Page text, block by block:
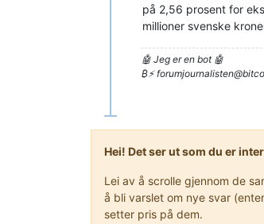
på 2,56 prosent for
millioner svenske
🤖 Jeg er en bot 🤖
₿⚡
Hei! Det ser ut som du er
Lei av å scrolle gjennom de
å bli varslet om nye svar
setter pris på dem.